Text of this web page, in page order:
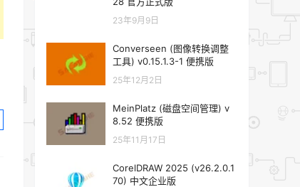
23年9月9日
Converseen (图像转换调整
工具) v0.15.1.3-1 便携版
25年12月2日
MeinPlatz (磁盘空间管理) v
8.52 便携版
25年11月17日
CorelDRAW 2025 (v26.2.0.1
70) 中文企业版